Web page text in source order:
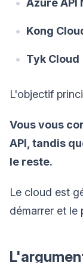
Azure API
Kong
Tyk Cloud
L'objectif
Vous vous
API, tandis
le reste.
Le cloud est
démarrer et le